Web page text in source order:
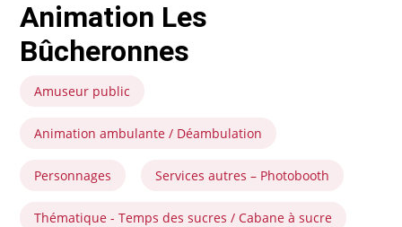
Animation Les
Bûcheronnes
Amuseur public
Animation ambulante / Déambulation
Personnages Services autres – Photobooth
Thématique - Temps des sucres / Cabane à sucre